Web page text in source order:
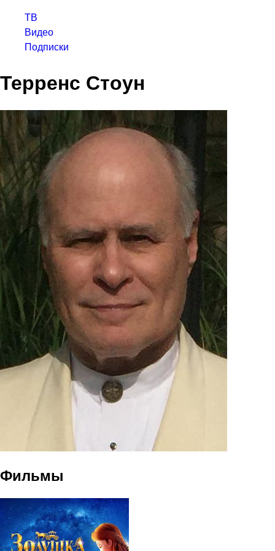
ТВ
Видео
Подписки
Терренс Стоун
Фильмы